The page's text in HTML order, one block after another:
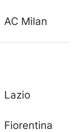
AC Milan
Lazio
Fiorentina